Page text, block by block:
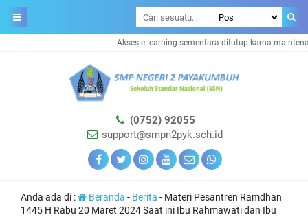
Akses e-learning sementara ditutup karna maintenance
(0752) 92055
support@smpn2pyk.sch.id
Anda ada di : Beranda - Berita - Materi Pesantren Ramdhan
1445 H Rabu 20 Maret 2024 Saat ini Ibu Rahmawati dan Ibu